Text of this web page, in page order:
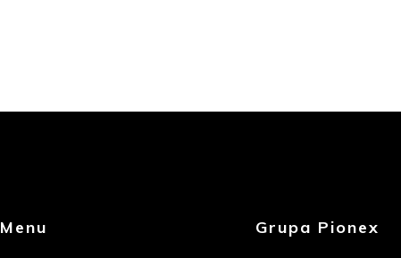
Menu Grupa Pionex